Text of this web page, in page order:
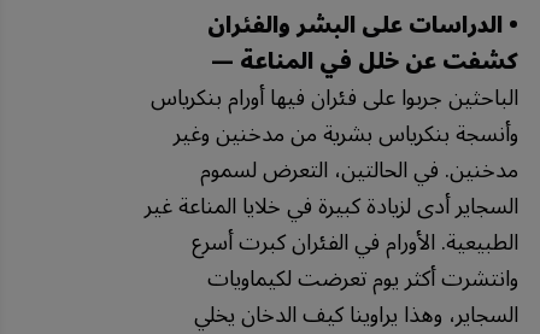
• الدراسات على البشر والفئران
كشفت عن خلل في المناعة —
الباحثين جربوا على فئران فيها أورام بنكرياس
وأنسجة بنكرياس بشرية من مدخنين وغير
مدخنين. في الحالتين، التعرض لسموم
السجاير أدى لزيادة كبيرة في خلايا المناعة غير
الطبيعية. الأورام في الفئران كبرت أسرع
وانتشرت أكثر يوم تعرضت لكيماويات
السجاير، وهذا يراوينا كيف الدخان يخلي